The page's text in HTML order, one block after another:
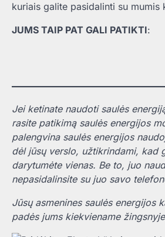
kuriais galite pasidalinti su mumis
JUMS TAIP PAT GALI PATIKTI:
Jei ketinate naudoti saulės
rasite patikimą saulės energijos
palengvina saulės energijos
dėl jūsų verslo, užtikrindami, kad
darytumėte vienas. Be to, juo
nepasidalinsite su juo savo
Jūsų asmenines saulės energijos
padės jums kiekviename